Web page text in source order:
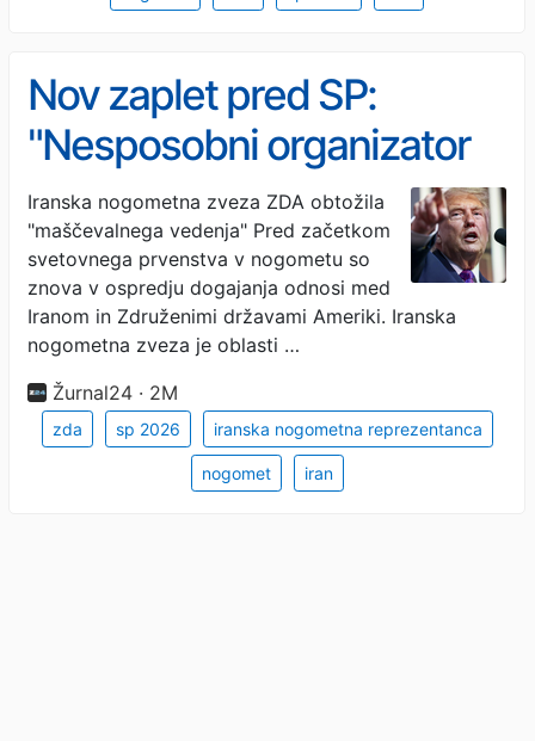
Nov zaplet pred SP:
"Nesposobni organizator
ZDA ne izpolnjuje svojih
obveznosti"
Iranska nogometna zveza ZDA obtožila
"maščevalnega vedenja" Pred začetkom
svetovnega prvenstva v nogometu so
znova v ospredju dogajanja odnosi med
Iranom in Združenimi državami Ameriki. Iranska
nogometna zveza je oblasti …
Žurnal24 · 2M
zda sp 2026 iranska nogometna reprezentanca
nogomet iran